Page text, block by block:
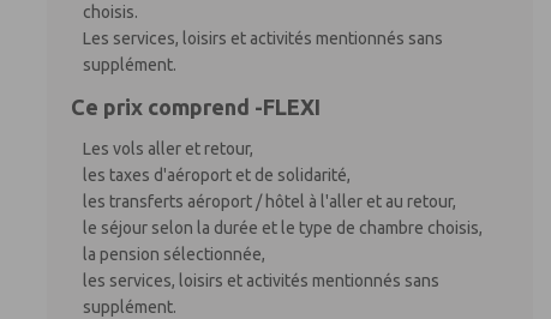
choisis.
Les services, loisirs et activités mentionnés sans
supplément.
Ce prix comprend -FLEXI
Les vols aller et retour,
les taxes d'aéroport et de solidarité,
les transferts aéroport / hôtel à l'aller et au retour,
le séjour selon la durée et le type de chambre choisis,
la pension sélectionnée,
les services, loisirs et activités mentionnés sans
supplément.